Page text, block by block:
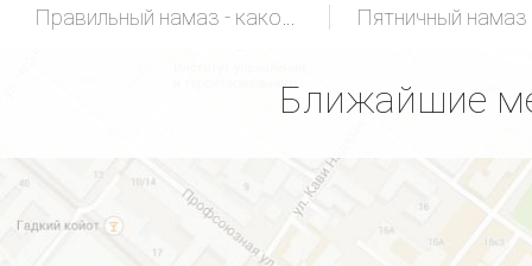
Правильный намаз - какой он? Пятничный намаз
Ближайшие